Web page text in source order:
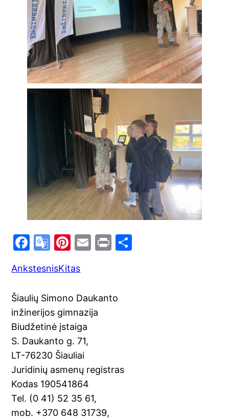
F
c
e
b
o
o
k
G
o
gl
e
Tr
a
n
sl
at
e
Pi
er
e
st
E
l
Pr
AnkstesnisKitas
Šiaulių Simono Daukanto
inžinerijos gimnazija
Biudžetinė įstaiga
S. Daukanto g. 71,
LT-76230 Šiauliai
Juridinių asmenų registras
Kodas 190541864
Tel. (0 41) 52 35 61,
mob. +370 648 31739,